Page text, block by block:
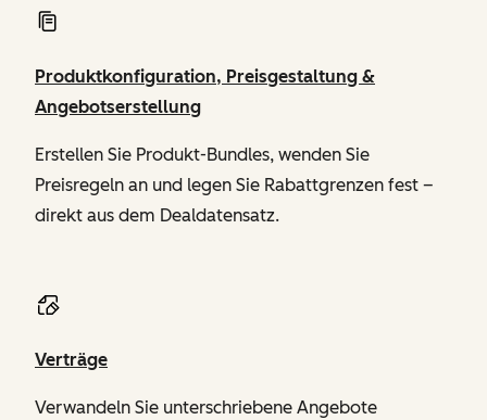
Produktkonfiguration, Preisgestaltung &
Angebotserstellung
Erstellen Sie Produkt-Bundles, wenden Sie
Preisregeln an und legen Sie Rabattgrenzen fest –
direkt aus dem Dealdatensatz.
Verträge
Verwandeln Sie unterschriebene Angebote